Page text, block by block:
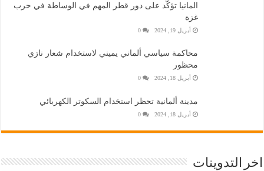
المانيا تؤكّد على دور قطر المهم في الوساطة في حرب
غزة
أبريل 19, 2024 0
محاكمة سياسي ألماني يميني لاستخدام شعار نازي
محظور
أبريل 18, 2024 0
مدينة ألمانية تحظر استخدام السكوتر الكهربائي
أبريل 18, 2024 0
اخر التدوينات